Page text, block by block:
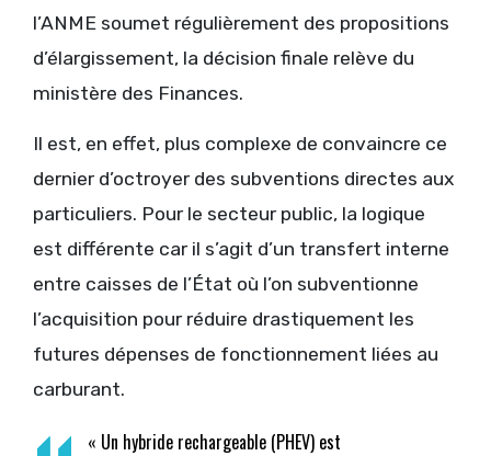
l’ANME soumet régulièrement des propositions
d’élargissement, la décision finale relève du
ministère des Finances.
Il est, en effet, plus complexe de convaincre ce
dernier d’octroyer des subventions directes aux
particuliers. Pour le secteur public, la logique
est différente car il s’agit d’un transfert interne
entre caisses de l’État où l’on subventionne
l’acquisition pour réduire drastiquement les
futures dépenses de fonctionnement liées au
carburant.
« Un hybride rechargeable (PHEV) est